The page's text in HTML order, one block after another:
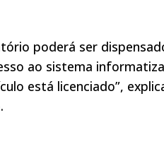
poderá ser
ao sistema
está licenciado”,